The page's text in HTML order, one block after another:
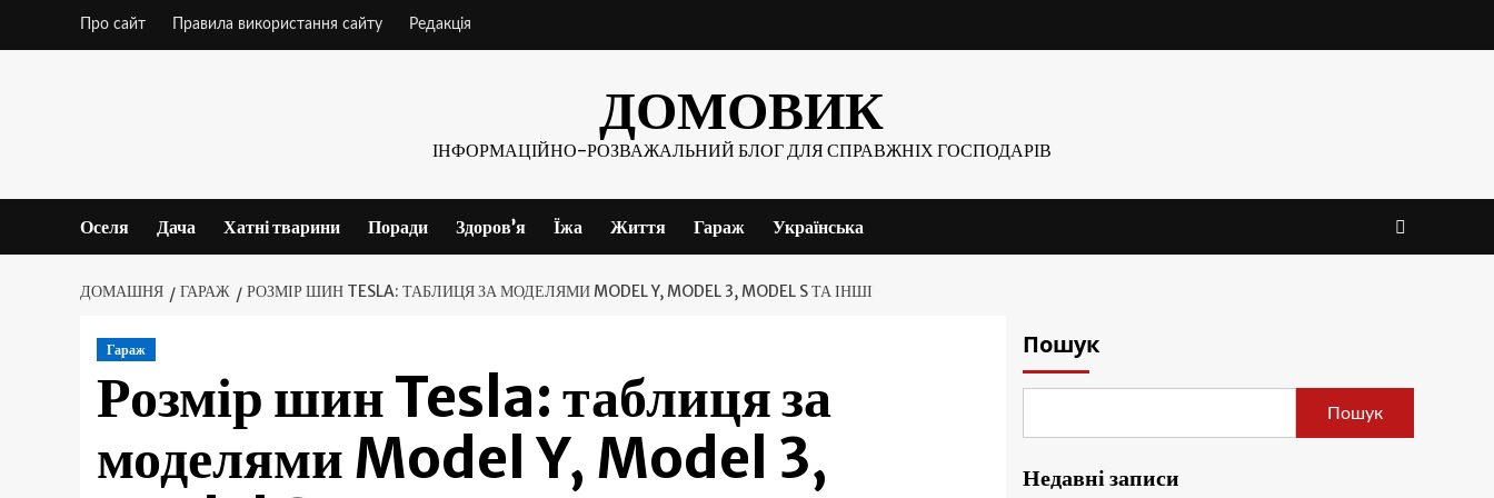
Про сайт Правила використання сайту Редакція
ДОМОВИК
ІНФОРМАЦІЙНО-РОЗВАЖАЛЬНИЙ БЛОГ ДЛЯ СПРАВЖНІХ ГОСПОДАРІВ
Оселя Дача Хатні тварини Поради Здоров’я Їжа Життя Гараж Українська
ДОМАШНЯ ГАРАЖ РОЗМІР ШИН TESLA: ТАБЛИЦЯ ЗА МОДЕЛЯМИ MODEL Y, MODEL 3, MODEL S ТА ІНШІ
Гараж
Розмір шин Tesla: таблиця за
моделями Model Y, Model 3,
Пошук
Пошук
Недавні записи